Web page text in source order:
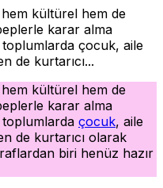
kültürel hem de
karar alma
çocuk, aile
de kurtarıcı...
kültürel hem de
karar alma
toplumlarda çocuk, aile
de kurtarıcı olarak
biri henüz hazır